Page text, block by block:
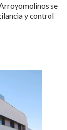
se
y control